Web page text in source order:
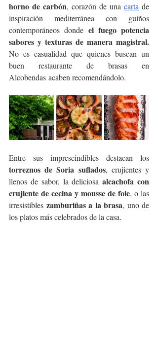
horno de carbón, corazón de una carta de
inspiración mediterránea con guiños
contemporáneos donde el fuego potencia
No es casualidad que quienes buscan un
buen restaurante de brasas en
Alcobendas acaben recomendándolo.
torreznos de Soria suflados, crujientes y
llenos de sabor, la deliciosa alcachofa con
crujiente de cecina y mousse de foie, o las
irresistibles zamburiñas a la brasa, uno de
los platos más celebrados de la casa.